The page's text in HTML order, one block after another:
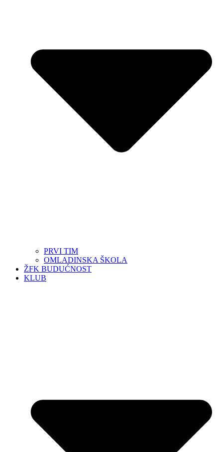
PRVI TIM
OMLADINSKA ŠKOLA
ŽFK BUDUĆNOST
KLUB